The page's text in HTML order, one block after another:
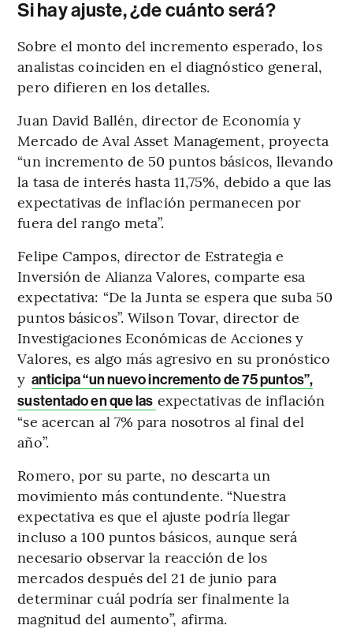
Si hay ajuste, ¿de cuánto será?
Sobre el monto del incremento esperado, los
analistas coinciden en el diagnóstico general,
pero difieren en los detalles.
Juan David Ballén, director de Economía y
Mercado de Aval Asset Management, proyecta
“un incremento de 50 puntos básicos, llevando
la tasa de interés hasta 11,75%, debido a que las
expectativas de inflación permanecen por
fuera del rango meta”.
Felipe Campos, director de Estrategia e
Inversión de Alianza Valores, comparte esa
expectativa: “De la Junta se espera que suba 50
puntos básicos”. Wilson Tovar, director de
Investigaciones Económicas de Acciones y
Valores, es algo más agresivo en su pronóstico
y anticipa “un nuevo incremento de 75 puntos”,
sustentado en que las expectativas de inflación
“se acercan al 7% para nosotros al final del
año”.
Romero, por su parte, no descarta un
movimiento más contundente. “Nuestra
expectativa es que el ajuste podría llegar
incluso a 100 puntos básicos, aunque será
necesario observar la reacción de los
mercados después del 21 de junio para
determinar cuál podría ser finalmente la
magnitud del aumento”, afirma.